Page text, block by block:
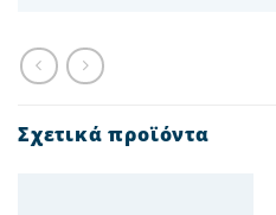
Σχετικά προϊόντα